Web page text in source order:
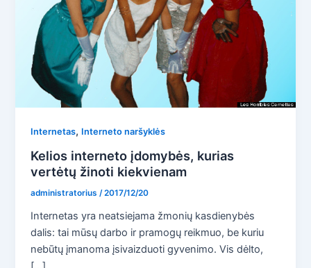
Internetas, Interneto naršyklės
Kelios interneto įdomybės, kurias
vertėtų žinoti kiekvienam
administratorius/2017/12/20
Internetas yra neatsiejama žmonių kasdienybės
dalis: tai mūsų darbo ir pramogų reikmuo, be kuriu
nebūtų įmanoma įsivaizduoti gyvenimo. Vis dėlto,